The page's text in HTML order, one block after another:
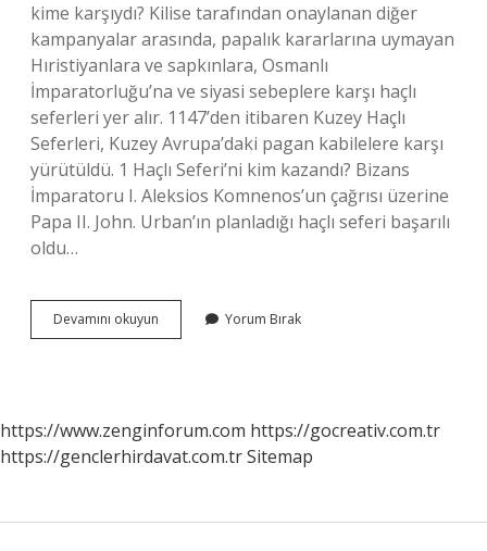
kime karşıydı? Kilise tarafından onaylanan diğer
kampanyalar arasında, papalık kararlarına uymayan
Hıristiyanlara ve sapkınlara, Osmanlı
İmparatorluğu’na ve siyasi sebeplere karşı haçlı
seferleri yer alır. 1147’den itibaren Kuzey Haçlı
Seferleri, Kuzey Avrupa’daki pagan kabilelere karşı
yürütüldü. 1 Haçlı Seferi’ni kim kazandı? Bizans
İmparatoru I. Aleksios Komnenos’un çağrısı üzerine
Papa II. John. Urban’ın planladığı haçlı seferi başarılı
oldu…
Devamını okuyun
Haçlı
Yorum Bırak
https://www.zenginforum.com https://gocreativ.com.tr
https://genclerhirdavat.com.trSitemap